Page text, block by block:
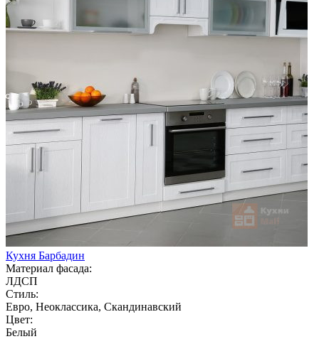
Кухня Барбадин
Материал фасада:
ЛДСП
Стиль:
Евро, Неоклассика, Скандинавский
Цвет:
Белый